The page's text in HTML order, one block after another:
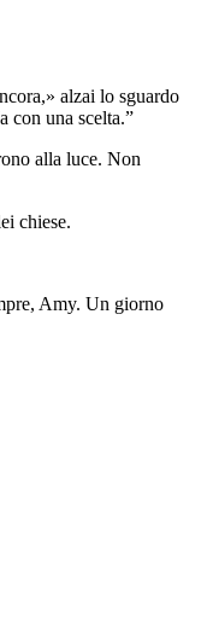
alzai lo sguardo
con una scelta.”
alla luce. Non
chiese.
Amy. Un giorno